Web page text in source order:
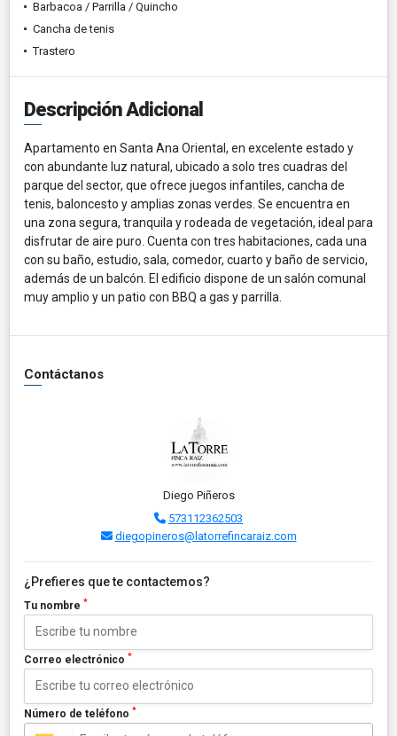
Barbacoa / Parrilla / Quincho
Cancha de tenis
Trastero
Descripción Adicional
Apartamento en Santa Ana Oriental, en excelente estado y
con abundante luz natural, ubicado a solo tres cuadras del
parque del sector, que ofrece juegos infantiles, cancha de
tenis, baloncesto y amplias zonas verdes. Se encuentra en
una zona segura, tranquila y rodeada de vegetación, ideal para
disfrutar de aire puro. Cuenta con tres habitaciones, cada una
con su baño, estudio, sala, comedor, cuarto y baño de servicio,
además de un balcón. El edificio dispone de un salón comunal
muy amplio y un patio con BBQ a gas y parrilla.
Contáctanos
Diego Piñeros
573112362503
diegopineros@latorrefincaraiz.com
¿Prefieres que te contactemos?
Tu nombre *
Correo electrónico *
Número de teléfono *